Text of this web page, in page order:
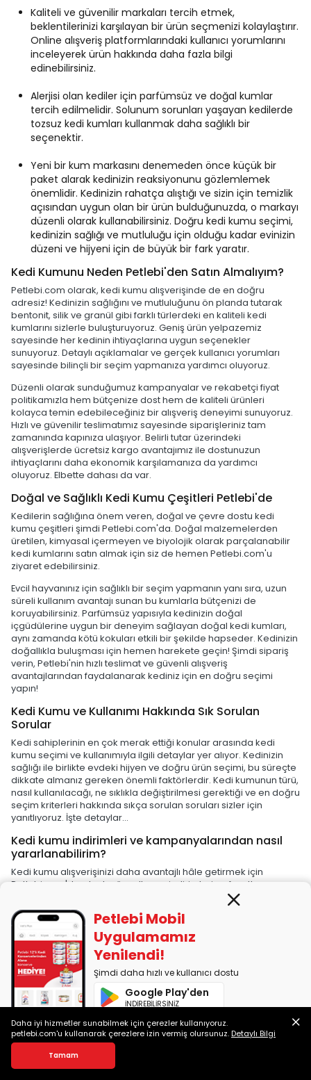
Kaliteli ve güvenilir markaları tercih etmek,
beklentilerinizi karşılayan bir ürün seçmenizi kolaylaştırır.
Online alışveriş platformlarındaki kullanıcı yorumlarını
inceleyerek ürün hakkında daha fazla bilgi
edinebilirsiniz.
Alerjisi olan kediler için parfümsüz ve doğal kumlar
tercih edilmelidir. Solunum sorunları yaşayan kedilerde
tozsuz kedi kumları kullanmak daha sağlıklı bir
seçenektir.
Yeni bir kum markasını denemeden önce küçük bir
paket alarak kedinizin reaksiyonunu gözlemlemek
önemlidir. Kedinizin rahatça alıştığı ve sizin için temizlik
açısından uygun olan bir ürün bulduğunuzda, o markayı
düzenli olarak kullanabilirsiniz. Doğru kedi kumu seçimi,
kedinizin sağlığı ve mutluluğu için olduğu kadar evinizin
düzeni ve hijyeni için de büyük bir fark yaratır.
Kedi Kumunu Neden Petlebi'den Satın Almalıyım?
Petlebi.com olarak, kedi kumu alışverişinde de en doğru
adresiz! Kedinizin sağlığını ve mutluluğunu ön planda tutarak
bentonit, silik ve granül gibi farklı türlerdeki en kaliteli kedi
kumlarını sizlerle buluşturuyoruz. Geniş ürün yelpazemiz
sayesinde her kedinin ihtiyaçlarına uygun seçenekler
sunuyoruz. Detaylı açıklamalar ve gerçek kullanıcı yorumları
sayesinde bilinçli bir seçim yapmanıza yardımcı oluyoruz.
Düzenli olarak sunduğumuz kampanyalar ve rekabetçi fiyat
politikamızla hem bütçenize dost hem de kaliteli ürünleri
kolayca temin edebileceğiniz bir alışveriş deneyimi sunuyoruz.
Hızlı ve güvenilir teslimatımız sayesinde siparişleriniz tam
zamanında kapınıza ulaşıyor. Belirli tutar üzerindeki
alışverişlerde ücretsiz kargo avantajımız ile dostunuzun
ihtiyaçlarını daha ekonomik karşılamanıza da yardımcı
oluyoruz. Elbette dahası da var.
Doğal ve Sağlıklı Kedi Kumu Çeşitleri Petlebi'de
Kedilerin sağlığına önem veren, doğal ve çevre dostu kedi
kumu çeşitleri şimdi Petlebi.com'da. Doğal malzemelerden
üretilen, kimyasal içermeyen ve biyolojik olarak parçalanabilir
kedi kumlarını satın almak için siz de hemen Petlebi.com'u
ziyaret edebilirsiniz.
Evcil hayvanınız için sağlıklı bir seçim yapmanın yanı sıra, uzun
süreli kullanım avantajı sunan bu kumlarla bütçenizi de
koruyabilirsiniz. Parfümsüz yapısıyla kedinizin doğal
içgüdülerine uygun bir deneyim sağlayan doğal kedi kumları,
aynı zamanda kötü kokuları etkili bir şekilde hapseder. Kedinizin
doğallıkla buluşması için hemen harekete geçin! Şimdi sipariş
verin, Petlebi'nin hızlı teslimat ve güvenli alışveriş
avantajlarından faydalanarak kediniz için en doğru seçimi
yapın!
Kedi Kumu ve Kullanımı Hakkında Sık Sorulan
Sorular
Kedi sahiplerinin en çok merak ettiği konular arasında kedi
kumu seçimi ve kullanımıyla ilgili detaylar yer alıyor. Kedinizin
sağlığı ile birlikte evdeki hijyen ve doğru ürün seçimi, bu süreçte
dikkate almanız gereken önemli faktörlerdir. Kedi kumunun türü,
nasıl kullanılacağı, ne sıklıkla değiştirilmesi gerektiği ve en doğru
seçim kriterleri hakkında sıkça sorulan soruları sizler için
yanıtlıyoruz. İşte detaylar...
Kedi kumu indirimleri ve kampanyalarından nasıl
yararlanabilirim?
Kedi kumu alışverişinizi daha avantajlı hâle getirmek için
Petlebi.com'da sık sık güncellenen indirimleri ve fırsatları
kaçırmayın. Hem kedi kumu hem de diğer evcil hayvan
ürünlerinde büyük tasarruf sağlamak için anasayfamızı düzenli
olarak kontrol edebilirsiniz. Her alışverişinizde kazandığınız Para
Puan'ları, belirli tarihler arasında vereceğiniz bir sonraki
siparişlerinizde indirim olarak kullanabilir hem alışveriş yapıp
hem de kazanmanın keyfini çıkarabilirsiniz. Üstelik belirli bir
tutarın üzerindeki siparişlerde ücretsiz kargo avantajımızı da
değerlendirebilirsiniz.
Kedi kumu kullanımının püf noktaları nelerdir?
Kedi kumu kullanımı sırasında çeşitli unsurlara dikkat etmek
gerekir: Kedi kumu seçiminden temizliğine, değiştirme
sürecinden maliyete kadar birçok faktör ayrı ayrı
Petlebi Mobil
Uygulamamız
Yenilendi!
Şimdi daha hızlı ve kullanıcı dostu
Google Play'den
İNDİREBİLİRSİNİZ
App Store'dan
Daha iyi hizmetler sunabilmek için çerezler kullanıyoruz.
petlebi.com'u kullanarak çerezlere izin vermiş olursunuz.Detaylı Bilgi
Tamam